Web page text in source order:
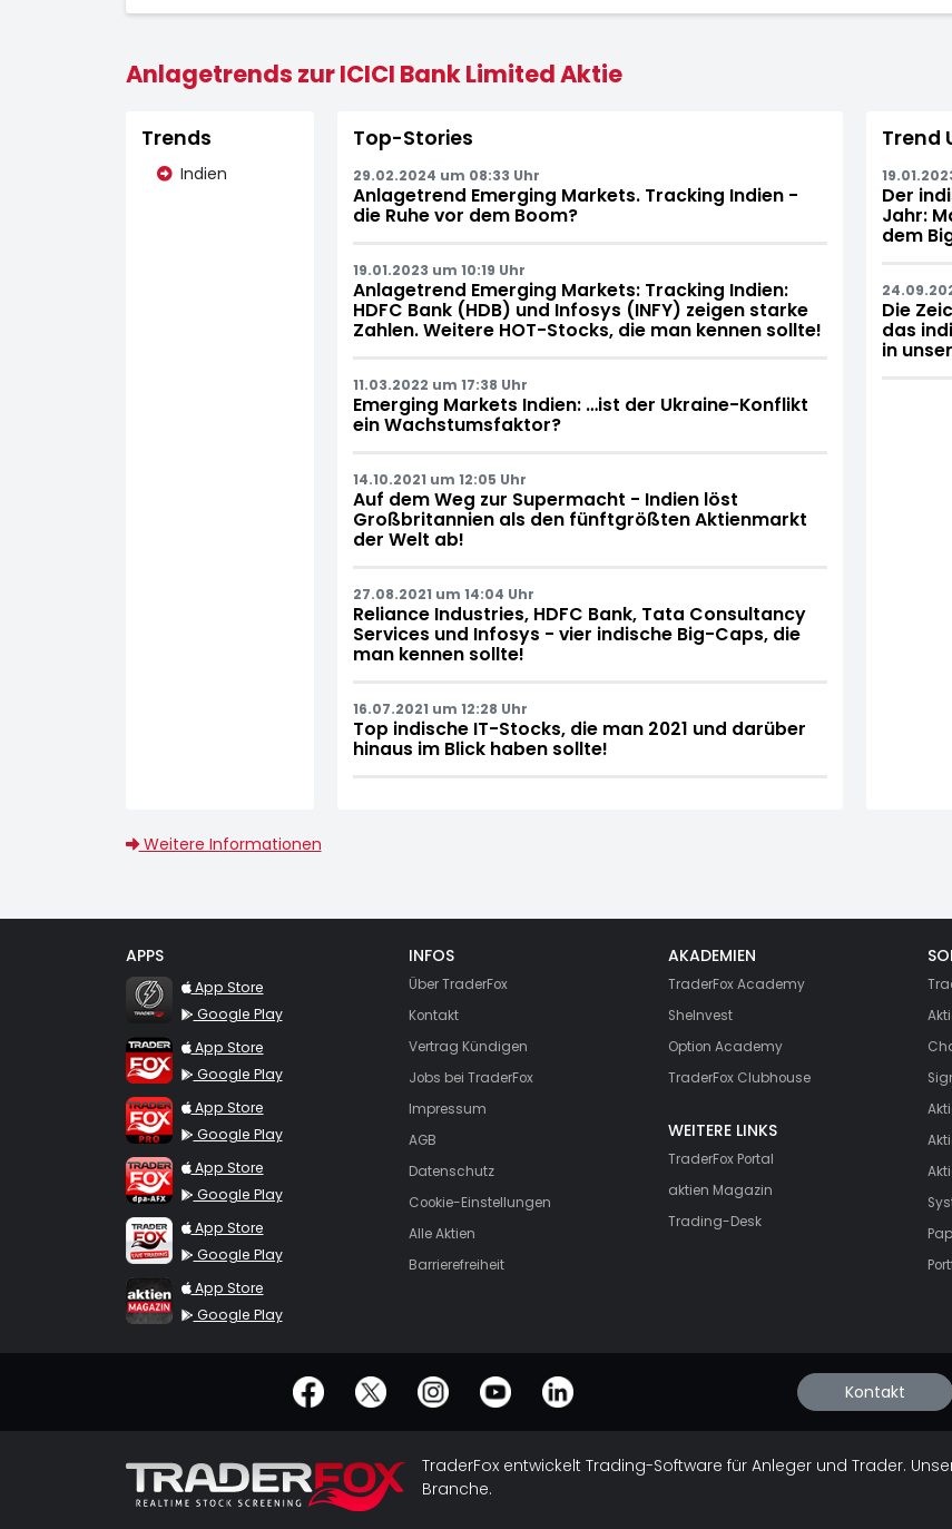
Anlagetrends zur ICICI Bank Limited Aktie
Trends
Indien
Top-Stories
29.02.2024 um 08:33 Uhr
Anlagetrend Emerging Markets. Tracking Indien -
die Ruhe vor dem Boom?
19.01.2023 um 10:19 Uhr
Anlagetrend Emerging Markets: Tracking Indien:
HDFC Bank (HDB) und Infosys (INFY) zeigen starke
Zahlen. Weitere HOT-Stocks, die man kennen sollte!
11.03.2022 um 17:38 Uhr
Emerging Markets Indien: …ist der Ukraine-Konflikt
ein Wachstumsfaktor?
14.10.2021 um 12:05 Uhr
Auf dem Weg zur Supermacht - Indien löst
Großbritannien als den fünftgrößten Aktienmarkt
der Welt ab!
27.08.2021 um 14:04 Uhr
Reliance Industries, HDFC Bank, Tata Consultancy
Services und Infosys - vier indische Big-Caps, die
man kennen sollte!
16.07.2021 um 12:28 Uhr
Top indische IT-Stocks, die man 2021 und darüber
hinaus im Blick haben sollte!
Trend
Der
Jahr:
dem
Die
das
in
Weitere Informationen
APPS
TraderFox Flash
App Store
Google Play
TraderFox App
App Store
Google Play
TraderFox Pro
App Store
Google Play
TraderFox dpa-AFX ProFeed
App Store
Google Play
TraderFox Live Trading
App Store
Google Play
TraderFox aktien Magazin
App Store
Google Play
INFOS
Über TraderFox
Kontakt
Vertrag Kündigen
Jobs bei TraderFox
Impressum
AGB
Datenschutz
Cookie-Einstellungen
Alle Aktien
Barrierefreiheit
AKADEMIEN
TraderFox Academy
SheInvest
Option Academy
TraderFox Clubhouse
WEITERE LINKS
TraderFox Portal
aktien Magazin
Trading-Desk
offizielle Social Media-Accounts
Kontakt
TraderFox entwickelt Trading-Software für Anleger und Trader.
Branche.